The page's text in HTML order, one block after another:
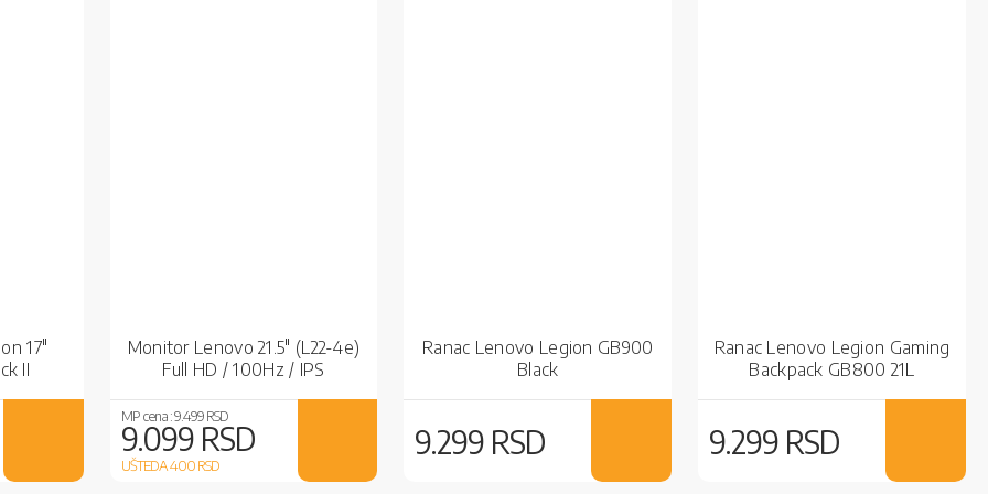
17"
II
Monitor Lenovo 21.5" (L22-4e)
Full HD / 100Hz / IPS
MP cena :9.499 RSD
9.099 RSD
UŠTEDA 400RSD
Ranac Lenovo Legion GB900
Black
9.299 RSD
Ranac Lenovo Legion Gaming
Backpack GB800 21L
9.299 RSD